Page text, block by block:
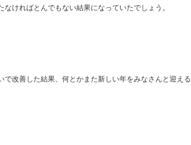
ければとんでもない結果になっていたでしょう。
で改善した結果、何とかまた新しい年をみなさんと迎える